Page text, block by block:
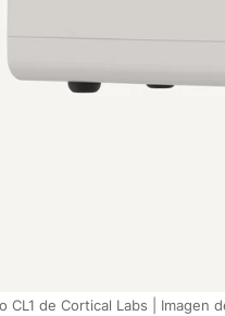
CL1 de Cortical Labs | Imagen